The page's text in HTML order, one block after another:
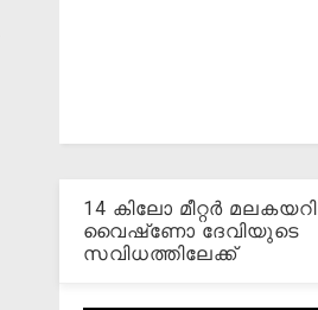
14 കിലോ മീറ്റര്‍ മലകയറി
വൈഷ്‌ണോ ദേവിയുടെ
സവിധത്തിലേക്ക്